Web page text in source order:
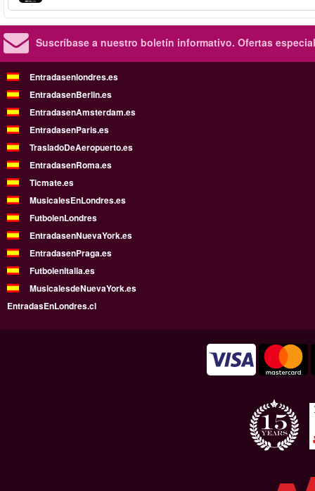
Suscríbase a nuestro boletín informativo. Ofertas
Entradasenlondres.es
EntradasenBerlin.es
EntradasenAmsterdam.es
EntradasenParis.es
TrasladoDeAeropuerto.es
EntradasenRoma.es
Ticmate.es
MusicalesEnLondres.es
FutbolenLondres
EntradasenNuevaYork.es
EntradasenPraga.es
FutbolenItalia.es
MusicalesdeNuevaYork.es
EntradasEnLondres.cl